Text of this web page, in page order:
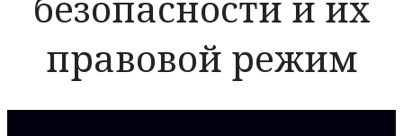
безопасности и их
правовой режим